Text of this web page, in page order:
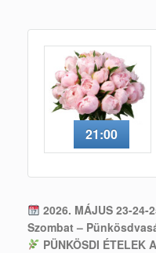
21:00
2026. MÁJUS 23-24-
Szombat –
PÜNKÖSDI ÉTELEK